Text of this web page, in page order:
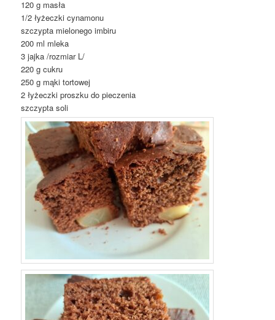
120 g masła
1/2 łyżeczki cynamonu
szczypta mielonego imbiru
200 ml mleka
3 jajka /rozmiar L/
220 g cukru
250 g mąki tortowej
2 łyżeczki proszku do pieczenia
szczypta soli